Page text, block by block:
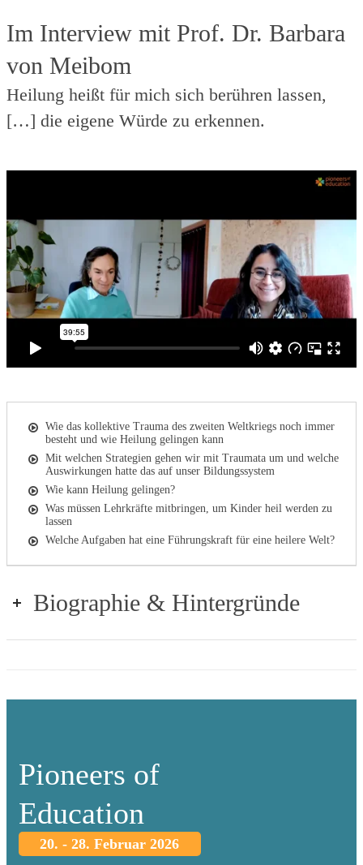
Im Interview mit Prof. Dr. Barbara
von Meibom
Heilung heißt für mich sich berühren lassen,
[…] die eigene Würde zu erkennen.
Wie das kollektive Trauma des zweiten Weltkriegs noch immer
besteht und wie Heilung gelingen kann
Mit welchen Strategien gehen wir mit Traumata um und welche
Auswirkungen hatte das auf unser Bildungssystem
Wie kann Heilung gelingen?
Was müssen Lehrkräfte mitbringen, um Kinder heil werden zu
lassen
Welche Aufgaben hat eine Führungskraft für eine heilere Welt?
Biographie & Hintergründe
Pioneers of
Education
20. - 28. Februar 2026